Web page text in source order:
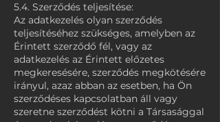
5.4. Szerződés teljesítése:
Az adatkezelés olyan szerződés
teljesítéséhez szükséges, amelyben az
Érintett szerződő fél, vagy az
adatkezelés az Érintett előzetes
megkeresésére, szerződés megkötésére
irányul, azaz abban az esetben, ha Ön
szerződéses kapcsolatban áll vagy
szeretne szerződést kötni a Társasággal